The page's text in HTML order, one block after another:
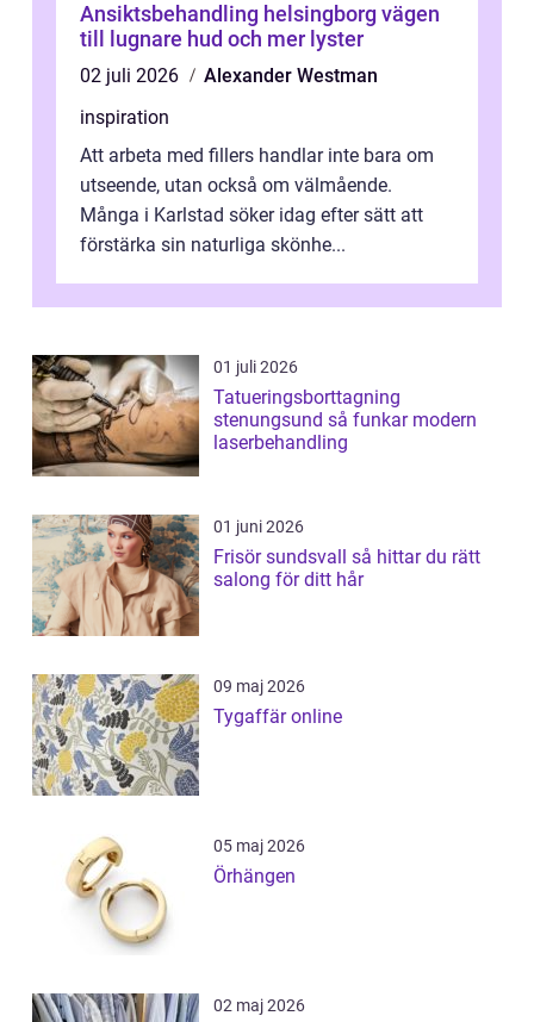
Ansiktsbehandling helsingborg vägen
till lugnare hud och mer lyster
02 juli 2026
Alexander Westman
inspiration
Att arbeta med fillers handlar inte bara om
utseende, utan också om välmående.
Många i Karlstad söker idag efter sätt att
förstärka sin naturliga skönhe...
01 juli 2026
Tatueringsborttagning
stenungsund så funkar modern
laserbehandling
01 juni 2026
Frisör sundsvall så hittar du rätt
salong för ditt hår
09 maj 2026
Tygaffär online
05 maj 2026
Örhängen
02 maj 2026